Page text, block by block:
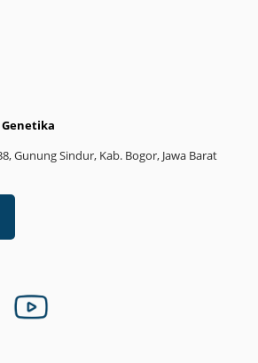
Genetika
Gunung Sindur, Kab. Bogor, Jawa Barat